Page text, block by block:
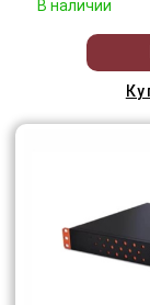
В наличии